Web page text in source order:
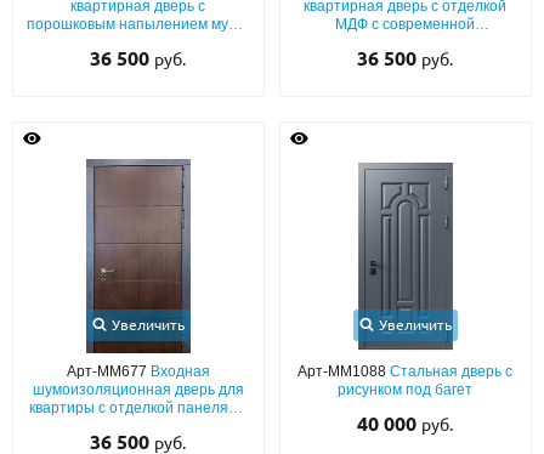
квартирная дверь с
порошковым напылением муар,
лазерной фрезеровкой
36 500 руб.
квартирная дверь с отделкой
МДФ с современной
RAL) с двух сторон
36 500 руб.
Увеличить
Арт-ММ677 Входная
шумоизоляционная дверь для
квартиры с отделкой панелями
окрашенными наличниками
36 500 руб.
Увеличить
Арт-ММ1088Стальная дверь с
рисунком под багет
40 000 руб.